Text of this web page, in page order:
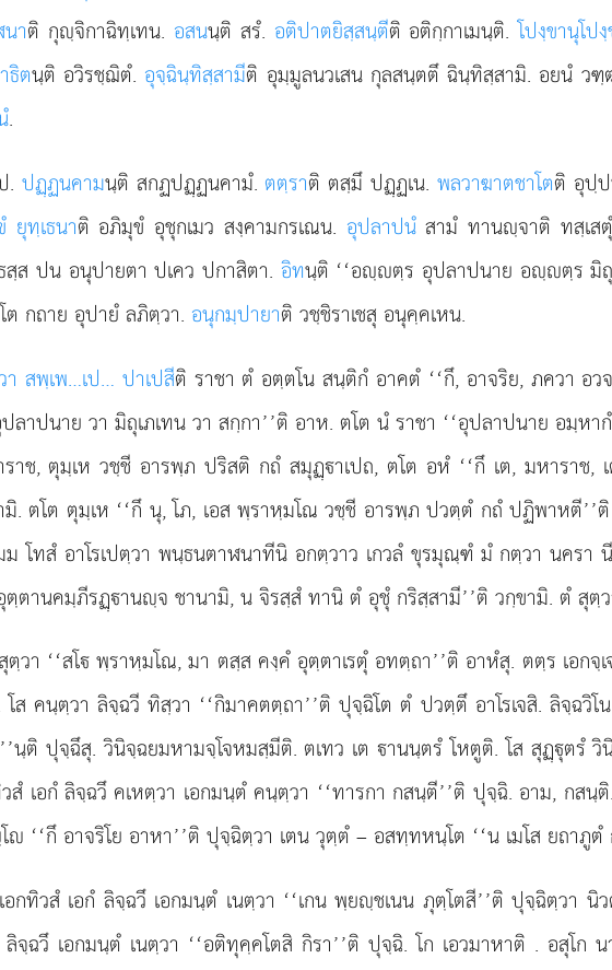
าติ กุฺจิกาฉิทฺเทน. อสนนฺติ สรํ. อติปาตยิสฺสนฺตีติ อติกฺกาเมนฺติ.โปงฺขานุโป
ธิตนฺติ อวิรชฺฌิตํ. อุจฺฉินฺทิสฺสามีติ อุมฺมูลนวเสน กุลสนฺตตึ ฉินฺทิสฺสามิ. อยนํ ว
.
. ปฏฺฏนคามนฺติ สกฏปฏฺฏนคามํ. ตตฺราติ ตสฺมึ ปฏฺฏเน. พลวาฆาตชาโตติ อุปฺป
ยุทฺเธนาติ อภิมุขํ อุชุกเมว สงฺคามกรเณน. อุปลาปนํสามํ ทานฺจาติ ทสฺเสตุํ
สฺส ปน อนุปายตา ปเคว ปกาสิตา. อิทนฺติ ‘‘อฺตฺร อุปลาปนาย อฺตฺร มิถุ
กถาย อุปายํ ลภิตฺวา. อนุกมฺปายาติ วชฺชิราเชสุ อนุคฺคเหน.
า สพฺเพ…เป… ปาเปสีติ ราชา ตํ อตฺตโน สนฺติกํ อาคตํ ‘‘กึ, อาจริย, ภควา อ
ลาปนาย วา มิถุเภเทน วา สกฺกา’’ติ อาห. ตโต นํ ราชา ‘‘อุปลาปนาย อมฺห
าช, ตุมฺเห วชฺชี อารพฺภ ปริสติ กถํ สมุฏฺาเปถ, ตโต อหํ ‘‘กึ เต, มหาราช,
มิ. ตโต ตุมฺเห ‘‘กึ นุ, โภ, เอส พฺราหฺมโณ วชฺชี อารพฺภ ปวตฺตํ กถํ ปฏิพาหตี
โทสํ อาโรเปตฺวา พนฺธนตาฬนาทีนิ อกตฺวาว เกวลํ ขุรมุณฺฑํ มํ กตฺวา นครา
านคมฺภีรฏฺานฺจ ชานามิ, น จิรสฺสํ ทานิ ตํ อุชุํ กริสฺสามี’’ติ วกฺขามิ. ตํ สุตฺว
า ‘‘สโ พฺราหฺมโณ, มา ตสฺส คงฺคํ อุตฺตาเรตุํ อทตฺถา’’ติ อาหํสุ. ตตฺร เอกจฺเ
โส คนฺตฺวา ลิจฺฉวี ทิสฺวา ‘‘กิมาคตตฺถา’’ติ ปุจฺฉิโต ตํ ปวตฺตึ อาโรเจสิ. ลิจฺฉ
นฺติ ปุจฺฉึสุ. วินิจฺฉยมหามจฺโจหมสฺมีติ. ตเทว เต านนฺตรํ โหตูติ. โส สุฏฺุต
เอกํ ลิจฺฉวึ คเหตฺวา เอกมนฺตํ คนฺตฺวา ‘‘ทารกา กสนฺตี’’ติ ปุจฺฉิ. อาม, กสนฺติ.
‘‘กึ อาจริโย อาหา’’ติ ปุจฺฉิตฺวา เตน วุตฺตํ – อสทฺทหนฺโต ‘‘น เมโส ยถาภูตํ
กทิวสํ เอกํ ลิจฺฉวึ เอกมนฺตํ เนตฺวา ‘‘เกน พฺยฺชเนน ภุตฺโตสี’’ติ ปุจฺฉิตฺวา
ฉวึ เอกมนฺตํ เนตฺวา ‘‘อติทุคฺคโตสิ กิรา’’ติ ปุจฺฉิ. โก เอวมาหาติ . อสุโก